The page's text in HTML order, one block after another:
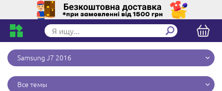
Samsung J7 2016
Все темы